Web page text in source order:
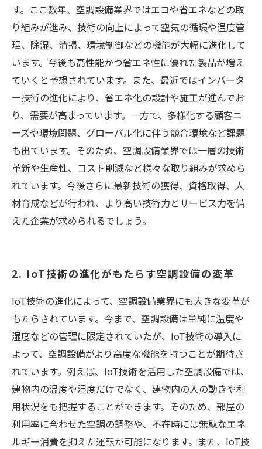
す。ここ数年、空調設備業界ではエコや省エネなどの取
り組みが進み、技術の向上によって空気の循環や温度管
理、除湿、清掃、環境制御などの機能が大幅に進化して
います。今後も高性能かつ省エネ性に優れた製品が増え
ていくと予想されています。また、最近ではインバータ
ー技術の進化により、省エネ化の設計や施工が進んでお
り、需要が高まっています。一方で、多様化する顧客ニ
ーズや環境問題、グローバル化に伴う競合環境など課題
も出ています。そのため、空調設備業界では一層の技術
革新や生産性、コスト削減など様々な取り組みが求めら
れています。今後さらに最新技術の獲得、資格取得、人
材育成などが行われ、より高い技術力とサービス力を備
えた企業が求められるでしょう。
2. IoT技術の進化がもたらす空調設備の変革
IoT技術の進化によって、空調設備業界にも大きな変革が
もたらされています。今まで、空調設備は単純に温度や
湿度などの管理に限定されていたが、IoT技術の導入に
よって、空調設備がより高度な機能を持つことが期待さ
れています。例えば、IoT技術を活用した空調設備では、
建物内の温度や湿度だけでなく、建物内の人の動きや利
用状況をも把握することができます。そのため、部屋の
利用率に合わせた空調の調整や、不在時には無駄なエネ
ルギー消費を抑えた運転が可能になります。また、IoT技